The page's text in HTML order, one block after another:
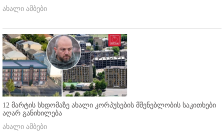
ახალი ამბები
12 მარტის სხდომაზე ახალი კორპუსების მშენებლობის საკითხები
აღარ განიხილება
ახალი ამბები